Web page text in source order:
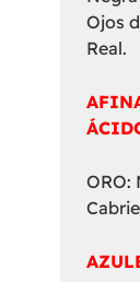
Ojos
Real.
ORO: